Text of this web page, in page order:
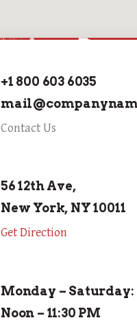
+1 800 603 6035
Contact Us
56 12th Ave,
New York, NY 10011
Get Direction
Monday – Saturday:
Noon – 11:30 PM